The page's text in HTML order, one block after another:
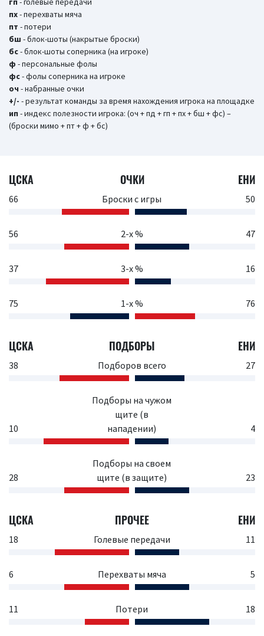
пх- перехваты мяча
пт - потери
бш - блок-шоты (накрытые броски)
бc- блок-шоты соперника (на игроке)
ф - персональные фолы
фс- фолы соперника на игроке
оч - набранные очки
+/- - результат команды за время нахождения игрока на площадке
ип - индекс полезности игрока: (оч + пд + гп + пх + бш + фс) –
(броски мимо + пт + ф + бс)
ЦСКА ОЧКИ ЕНИ
66 Броски с игры 50
56 2-х % 47
37 3-х % 16
75 1-х % 76
ЦСКА ПОДБОРЫ ЕНИ
38 Подборов всего 27
10
Подборы на чужом
щите (в
нападении)
4
28
Подборы на своем
щите (в защите)
23
ЦСКА ПРОЧЕЕ ЕНИ
18 Голевые передачи 11
6 Перехваты мяча 5
11 Потери 18